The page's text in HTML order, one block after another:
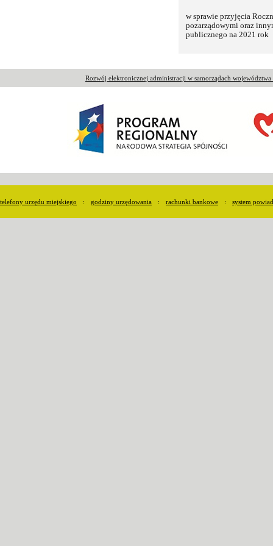
w sprawie przyjęcia
pozarządowymi oraz
publicznego na 2021 rok
Rozwój elektronicznej administracji w samorządach
telefony urzędu miejskiego : godziny urzędowania : rachunki bankowe : system